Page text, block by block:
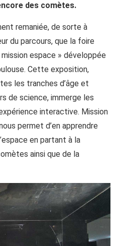
des comètes.
remaniée, de sorte à
du parcours, que la foire
espace » développée
Cette exposition,
les tranches d’âge et
de science, immerge les
interactive. Mission
permet d’en apprendre
en partant à la
ainsi que de la